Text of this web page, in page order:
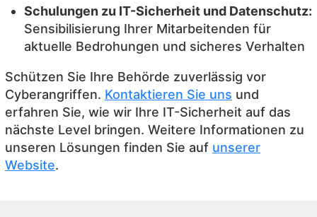
Schulungen zu IT-Sicherheit und Datenschutz:
Sensibilisierung Ihrer Mitarbeitenden für
aktuelle Bedrohungen und sicheres Verhalten
Schützen Sie Ihre Behörde zuverlässig vor
Cyberangriffen. Kontaktieren Sie uns und
erfahren Sie, wie wir Ihre IT-Sicherheit auf das
nächste Level bringen. Weitere Informationen zu
unseren Lösungen finden Sie auf unserer
Website.